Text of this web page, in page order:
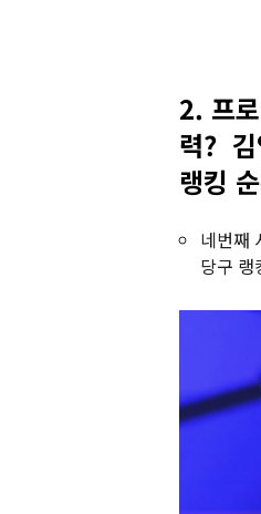
2. 프
력?
랭킹
네번째
당구 랭